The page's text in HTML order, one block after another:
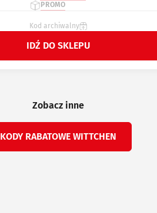
PROMO
Kod archiwalny
IDŹ DO SKLEPU
Zobacz inne
KODY RABATOWE WITTCHEN